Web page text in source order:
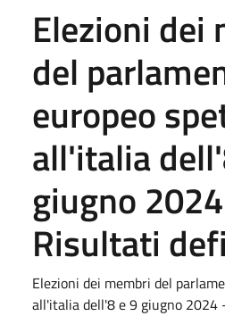
Elezioni dei
del
europeo
all'italia
giugno
Risultati
Elezioni dei membri del
all'italia dell'8 e 9 giugno